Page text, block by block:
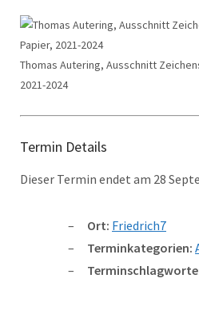
Thomas Autering, Ausschnitt
2021-2024
Termin Details
Dieser Termin endet am 28
Ort: Friedrich7
Terminkategorien: